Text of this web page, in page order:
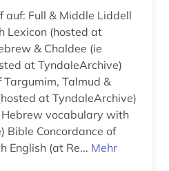
bosnien-herzegowina (1)
bremische evangelische kirche (1)
Roemisches Reich (1)
Russland, Sowjetunion (2)
Liddell
Lexicon (hosted at
at TyndaleArchive)
Talmud &
Hebrew vocabulary with
English (at Re... Mehr